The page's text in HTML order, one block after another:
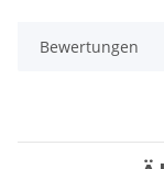
Bewertungen